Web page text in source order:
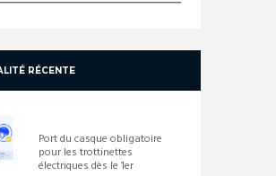
RÉCENTE
Port du casque obligatoire
pour les trottinettes
électriques dès le 1er